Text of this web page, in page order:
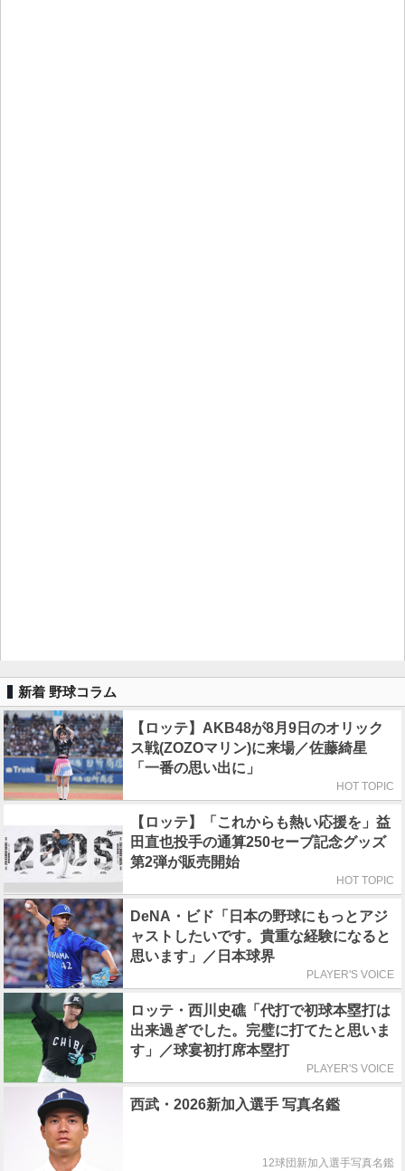
新着 野球コラム
【ロッテ】AKB48が8月9日のオリック
ス戦(ZOZOマリン)に来場／佐藤綺星
「一番の思い出に」
HOT TOPIC
【ロッテ】「これからも熱い応援を」益
田直也投手の通算250セーブ記念グッズ
第2弾が販売開始
HOT TOPIC
DeNA・ビド「日本の野球にもっとアジ
ャストしたいです。貴重な経験になると
思います」／日本球界
PLAYER'S VOICE
ロッテ・西川史礁「代打で初球本塁打は
出来過ぎでした。完璧に打てたと思いま
す」／球宴初打席本塁打
PLAYER'S VOICE
西武・2026新加入選手 写真名鑑
12球団新加入選手写真名鑑